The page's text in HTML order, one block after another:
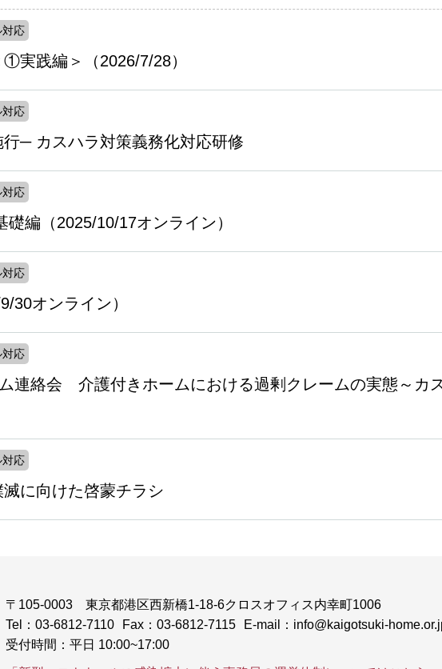
対応
実践編＞（2026/7/28）
対応
─ カスハラ対策義務化対応研修
対応
編（2025/10/17オンライン）
対応
30オンライン）
対応
連絡会 介護付きホームにおける過剰クレームの実態～カ
対応
に向けた啓蒙チラシ
〒105-0003 東京都港区西新橋1-18-6クロスオフィス内幸町1006
Tel：03-6812-7110
Fax：03-6812-7115
E-mail：info@kaigotsuki-
受付時間：平日 10:00~17:00